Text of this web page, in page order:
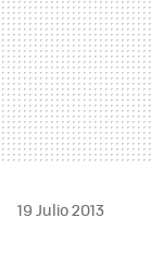
19 Julio 2013